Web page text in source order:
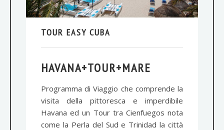
TOUR EASY CUBA
HAVANA+TOUR+MARE
Programma di Viaggio che comprende la
visita della pittoresca e imperdibile
Havana ed un Tour tra Cienfuegos nota
come la Perla del Sud e Trinidad la città